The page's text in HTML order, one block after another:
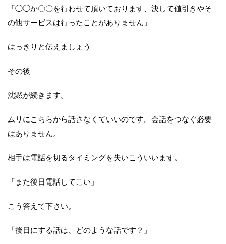
「◯◯か〇〇を行わせて頂いております、決して値引きやそ
の他サービスは行ったことがありません」
はっきりと伝えましょう
その後
沈黙が続きます。
ムリにこちらから話さなくていいのです。会話をつなぐ必要
はありません。
相手は電話を切るタイミングを失いこういいます。
「また後日電話してこい」
こう答えて下さい。
「後日にする話は、どのような話です？」